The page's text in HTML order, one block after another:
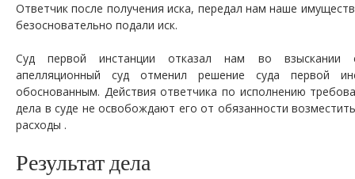
Ответчик после получения иска, передал нам наше
безосновательно подали иск.
Суд первой инстанции отказал нам во взыскании
апелляционный суд отменил решение суда первой
обоснованным. Действия ответчика по исполнению
дела в суде не освобождают его от обязанности
расходы .
Результат дела